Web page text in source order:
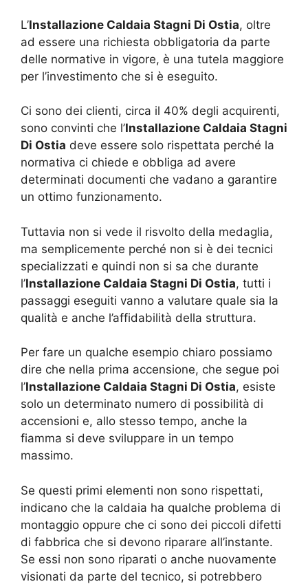
L’Installazione Caldaia Stagni Di Ostia, oltre
ad essere una richiesta obbligatoria da parte
delle normative in vigore, è una tutela maggiore
per l’investimento che si è eseguito.
Ci sono dei clienti, circa il 40% degli acquirenti,
sono convinti che l’Installazione Caldaia Stagni
Di Ostia deve essere solo rispettata perché la
normativa ci chiede e obbliga ad avere
determinati documenti che vadano a garantire
un ottimo funzionamento.
Tuttavia non si vede il risvolto della medaglia,
ma semplicemente perché non si è dei tecnici
specializzati e quindi non si sa che durante
l’Installazione Caldaia Stagni Di Ostia, tutti i
passaggi eseguiti vanno a valutare quale sia la
qualità e anche l’affidabilità della struttura.
Per fare un qualche esempio chiaro possiamo
dire che nella prima accensione, che segue poi
l’Installazione Caldaia Stagni Di Ostia, esiste
solo un determinato numero di possibilità di
accensioni e, allo stesso tempo, anche la
fiamma si deve sviluppare in un tempo
massimo.
Se questi primi elementi non sono rispettati,
indicano che la caldaia ha qualche problema di
montaggio oppure che ci sono dei piccoli difetti
di fabbrica che si devono riparare all’instante.
Se essi non sono riparati o anche nuovamente
visionati da parte del tecnico, si potrebbero